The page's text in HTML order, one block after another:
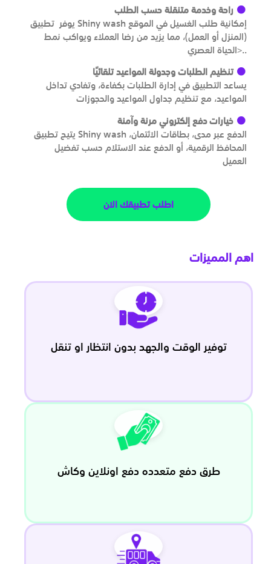
راحة وخدمة متنقلة حسب الطلب
يوفر تطبيق Shiny wash إمكانية طلب الغسيل في الموقع
(المنزل أو العمل)، مما يزيد من رضا العملاء ويواكب نمط
الحياة العصري>..
تنظيم الطلبات وجدولة المواعيد تلقائيًا
يساعد التطبيق في إدارة الطلبات بكفاءة، وتفادي تداخل
المواعيد، مع تنظيم جداول المواعيد والحجوزات
خيارات دفع إلكتروني مرنة وآمنة
يتيح تطبيق Shiny wash الدفع عبر مدى، بطاقات الائتمان،
المحافظ الرقمية، أو الدفع عند الاستلام حسب تفضيل
العميل
اطلب تطبيقك الان
اهم المميزات
توفير الوقت والجهد بدون انتظار او تنقل
طرق دفع متعدده دفع اونلاين وكاش